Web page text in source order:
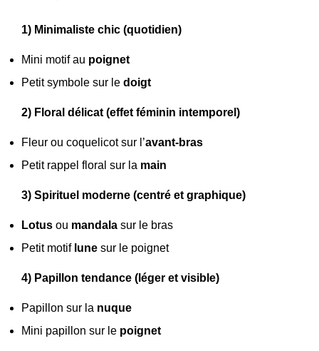
1) Minimaliste chic (quotidien)
Mini motif au poignet
Petit symbole sur le doigt
2) Floral délicat (effet féminin intemporel)
Fleur ou coquelicot sur l’avant-bras
Petit rappel floral sur la main
3) Spirituel moderne (centré et graphique)
Lotus ou mandala sur le bras
Petit motif lune sur le poignet
4) Papillon tendance (léger et visible)
Papillon sur la nuque
Mini papillon sur le poignet